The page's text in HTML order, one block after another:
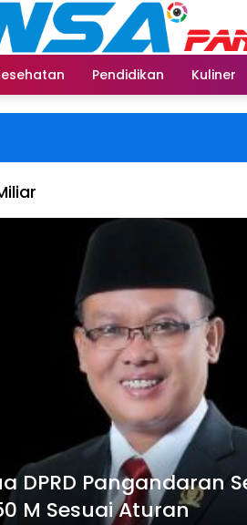
Pendidikan Kuliner
DPRD Pangandaran
M Sesuai Aturan